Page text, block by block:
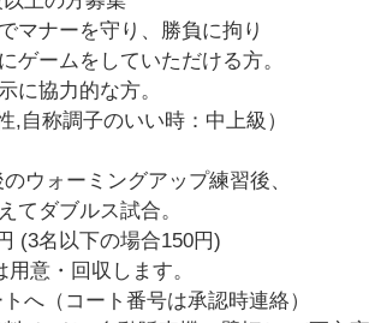
マナーを守り、勝負に拘り
ゲームをしていただける方。
に協力的な方。
,自称調子のいい時：中上級）
のウォーミングアップ練習後、
てダブルス試合。
(3名以下の場合150円)
意・回収します。
へ（コート番号は承認時連絡）